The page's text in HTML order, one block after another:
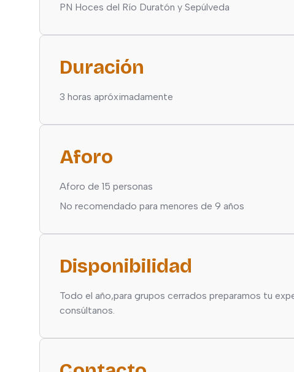
PN Hoces del Río Duratón y Sepúlveda
Duración
3 horas apróximadamente
Aforo
Aforo de 15 personas
No recomendado para menores de 9 años
Disponibilidad
Todo el año,para grupos cerrados preparamos tu
consúltanos.